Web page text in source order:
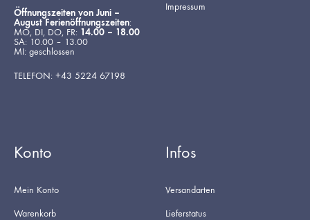
Öffnungszeiten von Juni –
August Ferienöffnungszeiten:
MO, DI, DO, FR: 14.00 – 18.00
SA: 10.00 – 13.00
MI: geschlossen
TELEFON: +43 5224 67198
Impressum
Konto
Mein Konto
Warenkorb
Infos
Versandarten
Lieferstatus